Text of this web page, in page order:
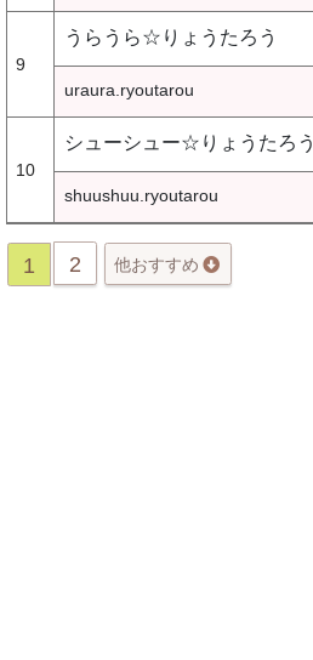
9
うらうら☆りょうたろう
uraura.ryoutarou
10
シューシュー☆りょうたろう
shuushuu.ryoutarou
1 2 他おすすめ